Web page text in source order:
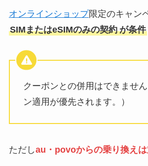
オンラインショップ限定のキャン
SIMまたはeSIMのみの契約 が条件
クーポンとの併用はできませ
ン適用が優先されます。）
ただしau・povoからの乗り換え